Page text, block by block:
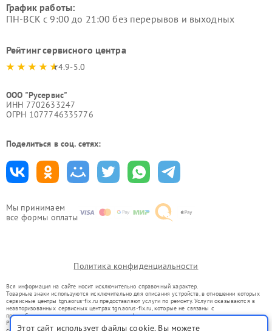
Мы принимаем
все формы оплаты
График работы:
ПН-ВСК с 9:00 до 21:00 без перерывов и выходных
Рейтинг сервисного центра
4.9-5.0
ООО "Русервис"
ИНН 7702633247
ОГРН 1077746335776
Поделиться в соц. сетях:
Политика конфиденциальности
Вся информация на сайте носит исключительно справочный характер.
Товарные знаки используются исключительно для описания устройств, в отношении которых
сервисные центры tgn.aorus-fix.ru предоставляют услуги по ремонту. Услуги оказываются в
неавторизованных сервисных центрах tgn.aorus-fix.ru, которые не связаны с
правообладателями товарных знаков или их официальными представителями.
Ремонт осуществляется для устройств, уже введенных в гражданский оборот в соответствии
Этот сайт использует файлы cookie. Вы можете